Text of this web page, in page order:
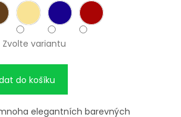
Zvolte variantu
do košíku
elegantních barevných